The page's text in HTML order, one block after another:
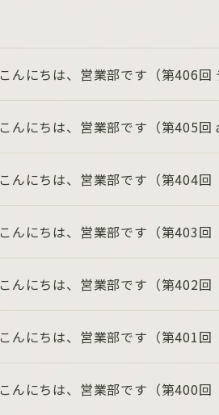
こんにちは、営業部です（第406回
こんにちは、営業部です（第405
こんにちは、営業部です（第404
こんにちは、営業部です（第403
こんにちは、営業部です（第402
こんにちは、営業部です（第401
こんにちは、営業部です（第400回